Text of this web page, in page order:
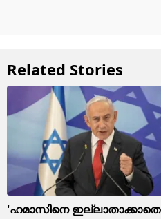
Related Stories
'ഹമാസിനെ ഇല്ലാതാക്കാതെ